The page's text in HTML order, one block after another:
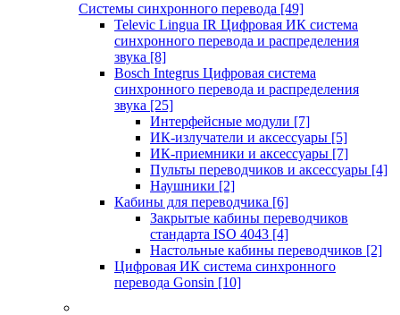
Системы синхронного перевода [49]
Televic Lingua IR Цифровая ИК система
синхронного перевода и распределения
звука [8]
Bosch Integrus Цифровая система
синхронного перевода и распределения
звука [25]
Интерфейсные модули [7]
ИК-излучатели и аксессуары [5]
ИК-приемники и аксессуары [7]
Пульты переводчиков и аксессуары [4]
Наушники [2]
Кабины для переводчика [6]
Закрытые кабины переводчиков
стандарта ISO 4043 [4]
Настольные кабины переводчиков [2]
Цифровая ИК система синхронного
перевода Gonsin [10]